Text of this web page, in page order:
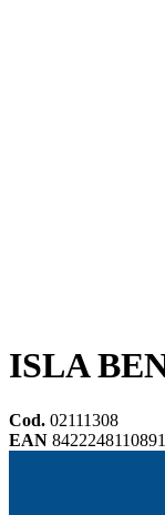
ISLA
Cod. 02111308
EAN 8422248110891